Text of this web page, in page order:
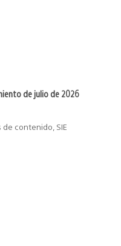
de julio de 2026
contenido, SIE